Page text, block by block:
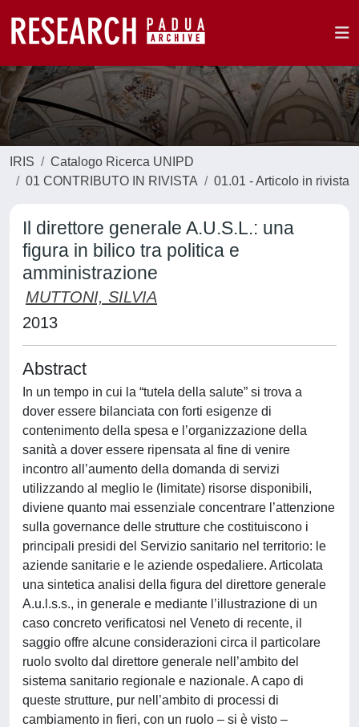
IRIS
Catalogo Ricerca UNIPD
01 CONTRIBUTO IN RIVISTA
01.01 - Articolo in rivista
Il direttore generale A.U.S.L.: una
figura in bilico tra politica e
amministrazione
MUTTONI, SILVIA
2013
Abstract
In un tempo in cui la “tutela della salute” si trova a
dover essere bilanciata con forti esigenze di
contenimento della spesa e l’organizzazione della
sanità a dover essere ripensata al fine di venire
incontro all’aumento della domanda di servizi
utilizzando al meglio le (limitate) risorse disponibili,
diviene quanto mai essenziale concentrare l’attenzione
sulla governance delle strutture che costituiscono i
principali presidi del Servizio sanitario nel territorio: le
aziende sanitarie e le aziende ospedaliere. Articolata
una sintetica analisi della figura del direttore generale
A.u.l.s.s., in generale e mediante l’illustrazione di un
caso concreto verificatosi nel Veneto di recente, il
saggio offre alcune considerazioni circa il particolare
ruolo svolto dal direttore generale nell’ambito del
sistema sanitario regionale e nazionale. A capo di
queste strutture, pur nell’ambito di processi di
cambiamento in fieri, con un ruolo – si è visto –